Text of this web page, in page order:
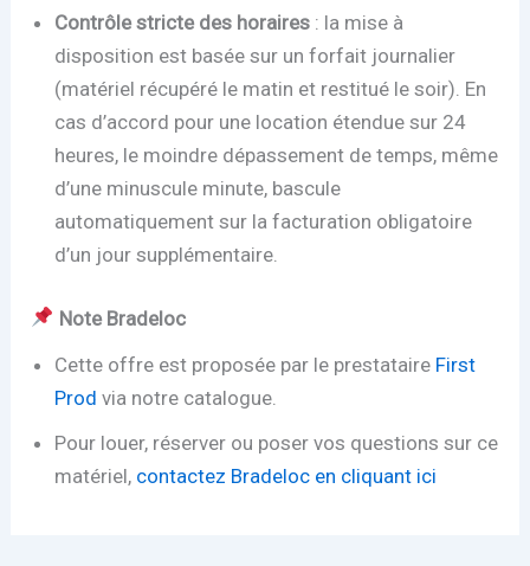
Contrôle stricte des horaires : la mise à
disposition est basée sur un forfait journalier
(matériel récupéré le matin et restitué le soir). En
cas d’accord pour une location étendue sur 24
heures, le moindre dépassement de temps, même
d’une minuscule minute, bascule
automatiquement sur la facturation obligatoire
d’un jour supplémentaire.
Note Bradeloc
Cette offre est proposée par le prestataire First
Prodvia notre catalogue.
Pour louer, réserver ou poser vos questions sur ce
matériel, contactez Bradeloc en cliquant ici